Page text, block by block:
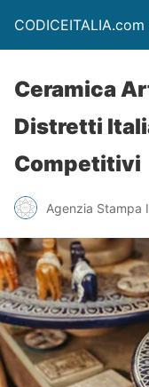
CODICEITALIA.com
Ceramica
Distretti
Competitivi
Agenzia Stampa